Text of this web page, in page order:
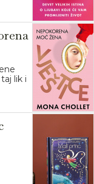
lik i